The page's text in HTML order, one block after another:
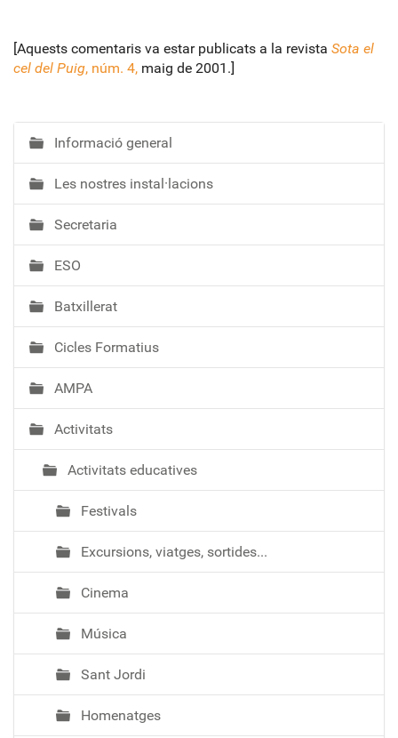
[Aquests comentaris va estar publicats a la revista Sota el
cel del Puig, núm. 4, maig de 2001.]
N
a
v
e
g
a
c
ó
Informació general
Les nostres instal·lacions
Secretaria
ESO
Batxillerat
Cicles Formatius
AMPA
Activitats
Activitats educatives
Festivals
Excursions, viatges, sortides...
Cinema
Música
Sant Jordi
Homenatges